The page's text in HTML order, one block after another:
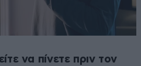
να πίνετε πριν τον